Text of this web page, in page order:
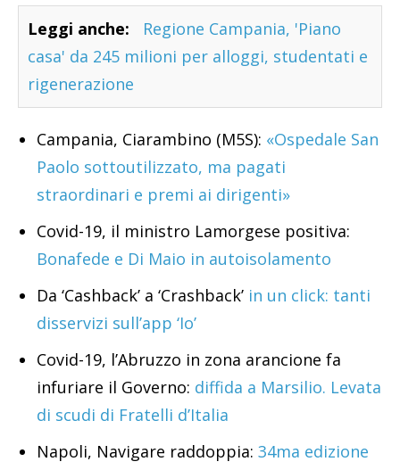
Leggi anche:
Regione Campania, 'Piano
casa' da 245 milioni per alloggi, studentati e
rigenerazione
Campania, Ciarambino (M5S): «Ospedale San
Paolo sottoutilizzato, ma pagati
straordinari e premi ai dirigenti»
Covid-19, il ministro Lamorgese positiva:
Bonafede e Di Maio in autoisolamento
Da ‘Cashback’ a ‘Crashback’ in un click: tanti
disservizi sull’app ‘Io’
Covid-19, l’Abruzzo in zona arancione fa
infuriare il Governo: diffida a Marsilio. Levata
di scudi di Fratelli d’Italia
Napoli, Navigare raddoppia: 34ma edizione